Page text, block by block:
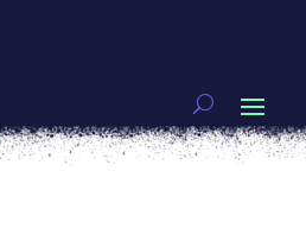
ochenta y rockeando la
Artivismo